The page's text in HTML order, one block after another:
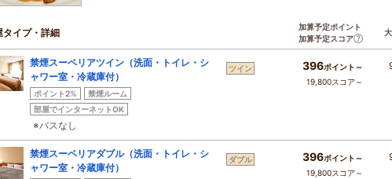
タイプ・詳細
加算予定ポイント
加算予定スコア
禁煙スーペリアツイン（洗面・トイレ・シ
ャワー室・冷蔵庫付）
ポイント2%
禁煙ルーム
部屋でインターネットOK
※バスなし
ツイン 396ポイント～
19,800スコア～
禁煙スーペリアダブル（洗面・トイレ・シ
ャワー室・冷蔵庫付）
ダブル 396ポイント～
19,800スコア～